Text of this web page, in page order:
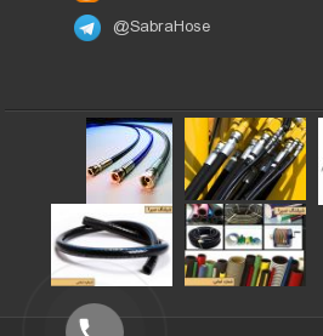
@SabraHose